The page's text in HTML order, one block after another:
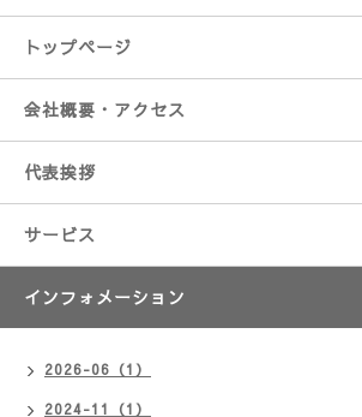
トップページ
会社概要・アクセス
代表挨拶
サービス
インフォメーション
2026-06（1）
2024-11（1）